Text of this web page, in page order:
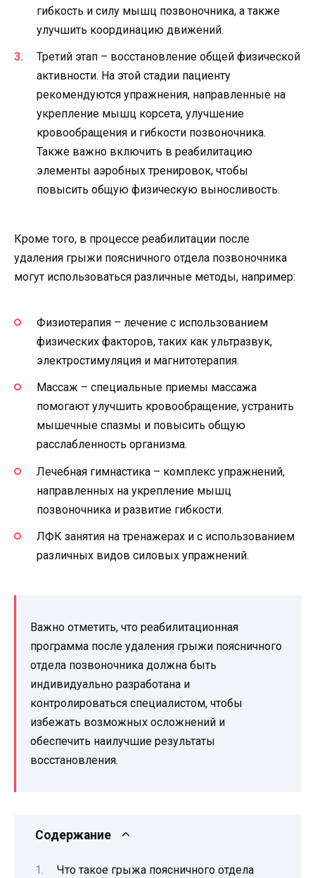
гибкость и силу мышц позвоночника, а также
улучшить координацию движений.
Третий этап – восстановление общей физической
активности. На этой стадии пациенту
рекомендуются упражнения, направленные на
укрепление мышц корсета, улучшение
кровообращения и гибкости позвоночника.
Также важно включить в реабилитацию
элементы аэробных тренировок, чтобы
повысить общую физическую выносливость.
Кроме того, в процессе реабилитации после
удаления грыжи поясничного отдела позвоночника
могут использоваться различные методы, например:
Физиотерапия – лечение с использованием
физических факторов, таких как ультразвук,
электростимуляция и магнитотерапия.
Массаж – специальные приемы массажа
помогают улучшить кровообращение, устранить
мышечные спазмы и повысить общую
расслабленность организма.
Лечебная гимнастика – комплекс упражнений,
направленных на укрепление мышц
позвоночника и развитие гибкости.
ЛФК занятия на тренажерах и с использованием
различных видов силовых упражнений.
Важно отметить, что реабилитационная
программа после удаления грыжи поясничного
отдела позвоночника должна быть
индивидуально разработана и
контролироваться специалистом, чтобы
избежать возможных осложнений и
обеспечить наилучшие результаты
восстановления.
Содержание
Что такое грыжа поясничного отдела